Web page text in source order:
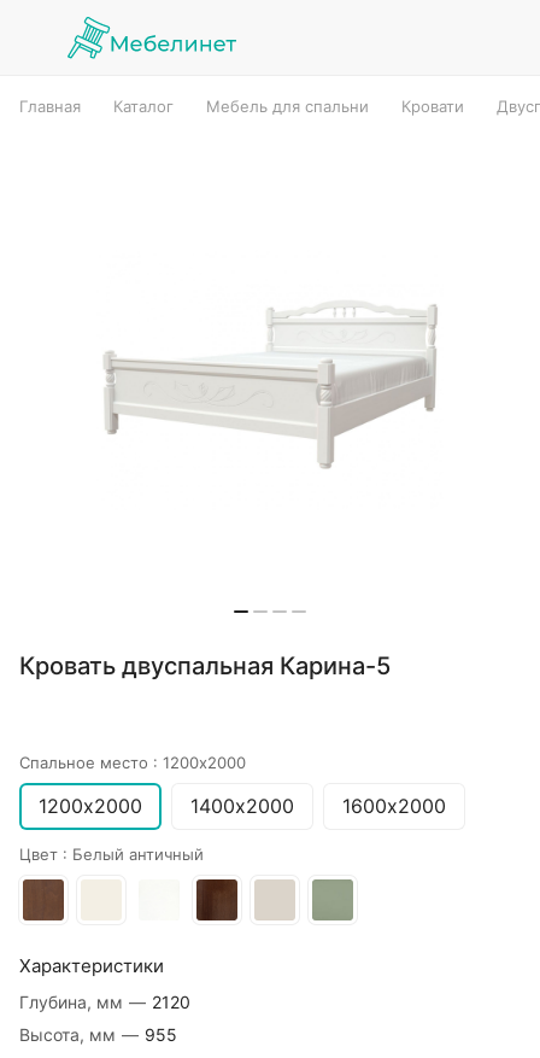
Главная Каталог Мебель для спальни Кровати
Кровать двуспальная Карина-5
Спальное место : 1200х2000
1200х2000 1400х2000 1600х2000
Цвет : Белый античный
Характеристики
Глубина, мм — 2120
Высота, мм — 955